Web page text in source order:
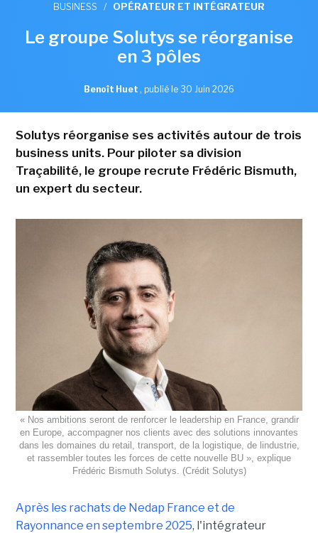
BUSINESS / OPÉRATEUR ET INTÉGRATEUR
Le groupe Solutys se réorganise
en 3 pôles
Benoît Huet , publié le 30 Juin 2026
Solutys réorganise ses activités autour de trois
business units. Pour piloter sa division
Traçabilité, le groupe recrute Frédéric Bismuth,
un expert du secteur.
« Nos ambitions seront de renforcer le leadership en France, grandir
en Europe, accompagner nos clients avec des solutions innovantes
dans les domaines du retail, transport, de la logistique, de lindustrie,
et rassembler toutes les forces de cette nouvelle BU », explique
Frédéric Bismuth Solutys. (Crédit Solutys)
Après les rachats de Nedap France et de
Rayonnance en septembre 2025, l'intégrateur